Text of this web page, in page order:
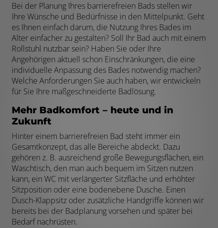
Bei der Planung Ihres barrierefreien Bads stellen wir
Ihre Wünsche und Bedürfnisse in den Mittelpunkt. Geht
es Ihnen einfach darum, die Nutzung Ihres Bades im
Alter einfacher zu gestalten? Soll Ihr Bad auch mit einem
Rollstuhl nutzbar sein? Haben Sie oder Ihre
Angehörigen aktuell schon Einschränkungen, die eine
individuelle Anpassung des Bades notwendig machen?
Welche Anforderungen Sie auch haben, wir entwickeln
für Sie Ihre maßgeschneiderte Badlösung.
Mehr Badkomfort – heute und in
Zukunft
Hinter einem barrierefreien Bad steht immer ein
Gesamtkonzept, das alle Bereiche abdeckt. Dazu
gehören z. B. ausreichend große Bewegungsflächen, ein
Waschtisch, den man auch bequem im Sitzen nutzen
kann, ein WC mit verlängerter Sitzfläche und erhöhter
Sitzposition oder eine bodenebene Dusche. Einen
Dusch-Klappsitz oder zusätzliche Handgriffe können wir
bereits bei der Badplanung vorsehen und später bei
Bedarf nachrüsten.